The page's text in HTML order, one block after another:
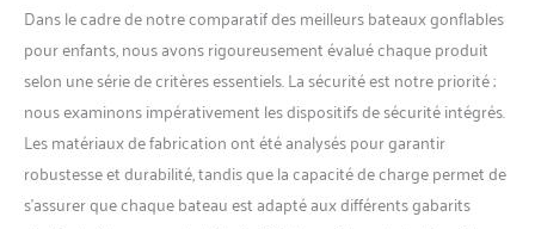
Dans le cadre de notre comparatif des meilleurs bateaux gonflables
pour enfants, nous avons rigoureusement évalué chaque produit
selon une série de critères essentiels. La sécurité est notre priorité ;
nous examinons impérativement les dispositifs de sécurité intégrés.
Les matériaux de fabrication ont été analysés pour garantir
robustesse et durabilité, tandis que la capacité de charge permet de
s’assurer que chaque bateau est adapté aux différents gabarits